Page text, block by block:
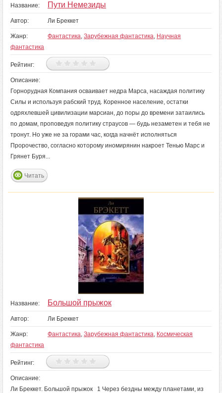
Название: Пути Немезиды
Автор: Ли Бреккет
Жанр: Фантастика, Зарубежная фантастика, Научная
фантастика
Рейтинг:
Описание:
Горнорудная Компания осваивает недра Марса, насаждая политику
Силы и используя рабский труд. Коренное население, остатки
одряхлевшей цивилизации марсиан, до поры до времени затаились
по домам, проповедуя политику страусов — будь незаметен и тебя не
тронут. Но уже не за горами час, когда начнёт исполняться
Пророчество, согласно которому иномирянин накроет Тенью Марс и
Грянет Буря...
Читать
Название: Большой прыжок
Автор: Ли Бреккет
Жанр: Фантастика, Зарубежная фантастика, Космическая
фантастика
Рейтинг:
Описание:
Ли Бреккет. Большой прыжок 1 Через бездны между планетами, из